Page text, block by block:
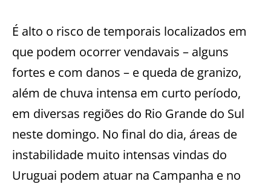
É alto o risco de temporais localizados em
que podem ocorrer vendavais – alguns
fortes e com danos – e queda de granizo,
além de chuva intensa em curto período,
em diversas regiões do Rio Grande do Sul
neste domingo. No final do dia, áreas de
instabilidade muito intensas vindas do
Uruguai podem atuar na Campanha e no